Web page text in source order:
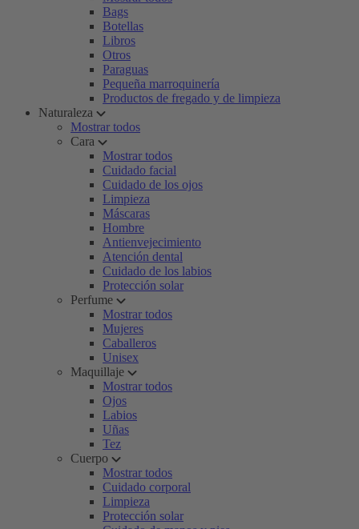
Bags
Botellas
Libros
Otros
Paraguas
Pequeña marroquinería
Productos de fregado y de limpieza
Naturaleza
Mostrar todos
Cara
Mostrar todos
Cuidado facial
Cuidado de los ojos
Limpieza
Máscaras
Hombre
Antienvejecimiento
Atención dental
Cuidado de los labios
Protección solar
Perfume
Mostrar todos
Mujeres
Caballeros
Unisex
Maquillaje
Mostrar todos
Ojos
Labios
Uñas
Tez
Cuerpo
Mostrar todos
Cuidado corporal
Limpieza
Protección solar